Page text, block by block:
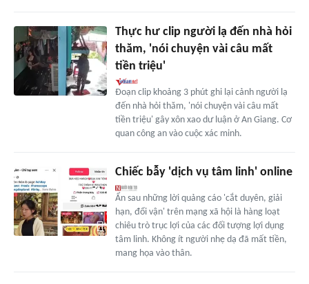
Thực hư clip người lạ đến nhà hỏi
thăm, 'nói chuyện vài câu mất
tiền triệu'
Đoạn clip khoảng 3 phút ghi lại cảnh người lạ
đến nhà hỏi thăm, 'nói chuyện vài câu mất
tiền triệu' gây xôn xao dư luận ở An Giang. Cơ
quan công an vào cuộc xác minh.
Chiếc bẫy 'dịch vụ tâm linh' online
Ẩn sau những lời quảng cáo 'cắt duyên, giải
hạn, đổi vận' trên mạng xã hội là hàng loạt
chiêu trò trục lợi của các đối tượng lợi dụng
tâm linh. Không ít người nhẹ dạ đã mất tiền,
mang họa vào thân.